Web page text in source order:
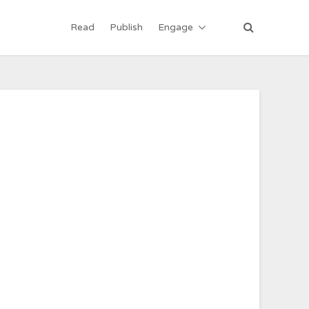
Read Publish Engage